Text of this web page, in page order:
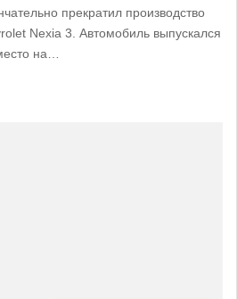
прекратил производство
Nexia 3. Автомобиль выпускался
на…